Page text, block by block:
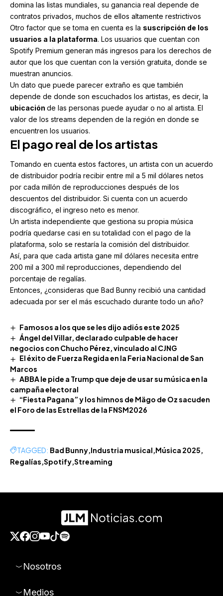
domina las listas mundiales, su ganancia real depende de
contratos privados, muchos de ellos altamente restrictivos
Otro factor que se toma en cuenta es la suscripción de los
usuarios a la plataforma. Los usuarios que cuentan con
Spotify Premium generan más ingresos para los derechos de
autor que los que cuentan con la versión gratuita, donde se
muestran anuncios.
Un dato que puede parecer extraño es que también
depende de donde son escuchados los artistas, es decir, la
ubicación de las personas puede ayudar o no al artista. El
valor de los streams dependen de la región en donde se
encuentren los usuarios.
El pago real de los artistas
Tomando en cuenta estos factores, un artista con un acuerdo
de distribuidor podría recibir entre mil a 5 mil dólares netos
por cada millón de reproducciones después de los
descuentos del distribuidor. Si cuenta con un acuerdo
discográfico, el ingreso neto es menor.
Un artista independiente que gestiona su propia música
podría quedarse casi en su totalidad con el pago de la
plataforma, solo se restaría la comisión del distribuidor.
Así, para que cada artista gane mil dólares necesita entre
200 mil a 300 mil reproducciones, dependiendo del
porcentaje de regalías.
Entonces, ¿consideras que Bad Bunny recibió una cantidad
adecuada por ser el más escuchado durante todo un año?
Famosos a los que se les dijo adiós este 2025
Ángel del Villar, declarado culpable de hacer
negocios con Chucho Pérez, vinculado al CJNG
El éxito de Fuerza Regida en la Feria Nacional de San
Marcos
ABBA le pide a Trump que deje de usar su música en la
campaña electoral
“Fiesta Pagana” y los himnos de Mägo de Oz sacuden
el Foro de las Estrellas de la FNSM2026
TAGGED: Bad Bunny Industria musical Música 2025
Regalías Spotify Streaming
Nosotros
Medios